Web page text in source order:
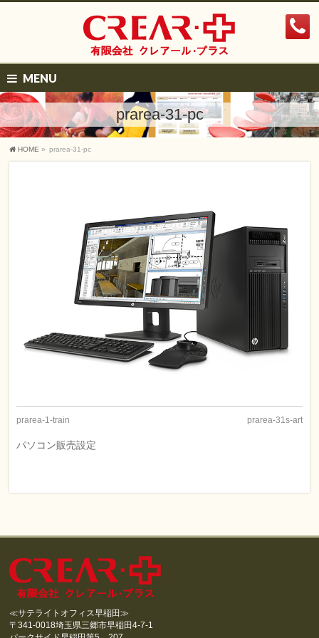
MENU
prarea-31-pc
HOME » prarea-31-pc
prarea-1-train prarea-31s-art
パソコン販売設定
≪サテライトオフィス早稲田≫
〒341-0018埼玉県三郷市早稲田4-7-1